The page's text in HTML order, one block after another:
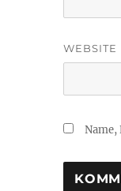
WEBSITE